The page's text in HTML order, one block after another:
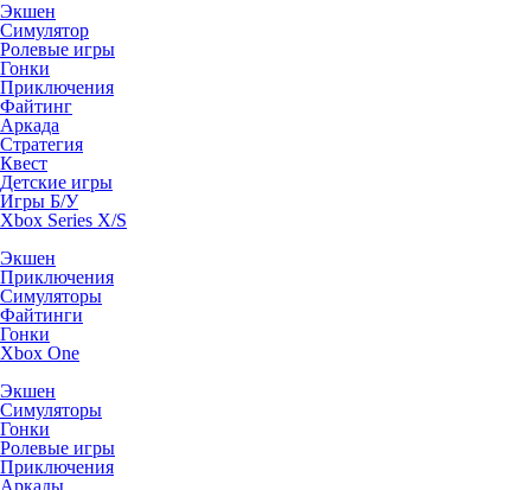
Экшен
Симулятор
Ролевые игры
Гонки
Приключения
Файтинг
Аркада
Стратегия
Квест
Детские игры
Игры Б/У
Xbox Series X/S
Экшен
Приключения
Симуляторы
Файтинги
Гонки
Xbox One
Экшен
Симуляторы
Гонки
Ролевые игры
Приключения
Аркады